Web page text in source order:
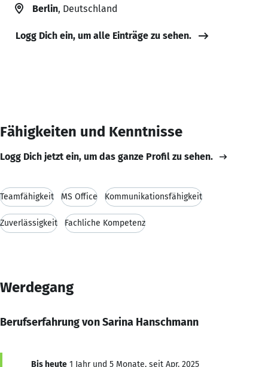
Berlin, Deutschland
Logg Dich ein, um alle Einträge zu sehen.
Fähigkeiten und Kenntnisse
Logg Dich jetzt ein, um das ganze Profil zu sehen.
Teamfähigkeit MS Office Kommunikationsfähigkeit
Zuverlässigkeit Fachliche Kompetenz
Werdegang
Berufserfahrung von Sarina Hanschmann
Bis heute 1 Jahr und 5 Monate, seit Apr. 2025